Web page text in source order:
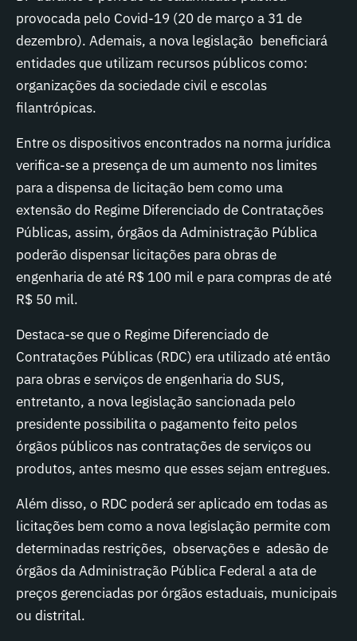
provocada pelo Covid-19 (20 de março a 31 de
dezembro). Ademais, a nova legislação beneficiará
entidades que utilizam recursos públicos como:
organizações da sociedade civil e escolas
filantrópicas.
Entre os dispositivos encontrados na norma jurídica
verifica-se a presença de um aumento nos limites
para a dispensa de licitação bem como uma
extensão do Regime Diferenciado de Contratações
Públicas, assim, órgãos da Administração Pública
poderão dispensar licitações para obras de
engenharia de até R$ 100 mil e para compras de até
R$ 50 mil.
Destaca-se que o Regime Diferenciado de
Contratações Públicas (RDC) era utilizado até então
para obras e serviços de engenharia do SUS,
entretanto, a nova legislação sancionada pelo
presidente possibilita o pagamento feito pelos
órgãos públicos nas contratações de serviços ou
produtos, antes mesmo que esses sejam entregues.
Além disso, o RDC poderá ser aplicado em todas as
licitações bem como a nova legislação permite com
determinadas restrições, observações e adesão de
órgãos da Administração Pública Federal a ata de
preços gerenciadas por órgãos estaduais, municipais
ou distrital.